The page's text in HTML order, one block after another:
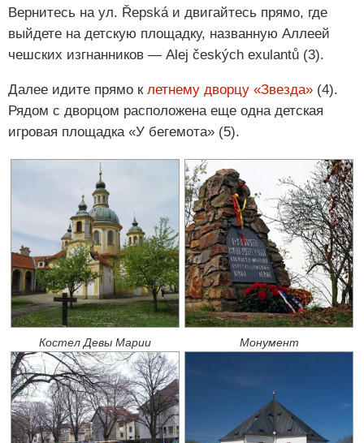
Вернитесь на ул. Řepská и двигайтесь прямо, где
выйдете на детскую площадку, названную Аллеей
чешских изгнанников — Alej českých exulantů (3).
Далее идите прямо к летнему дворцу «Звезда» (4).
Рядом с дворцом расположена еще одна детская
игровая площадка «У бегемота» (5).
Костел Девы Марии Монумент